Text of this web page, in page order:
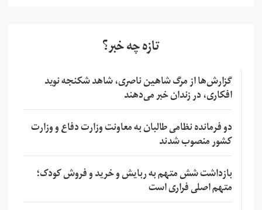
تازه چه خبر؟
گزارش‌ها از مرگ شاهین ناصری، شاهد شکنجه نوید
افکاری، در زندان خبر می‌دهند
دو فرمانده نظامی طالبان به معاونت وزارت دفاع و وزارت
کشور منصوب شدند
بازداشت شش متهم به ربایش و خرید و فروش کودک؛
متهم اصلی فراری است